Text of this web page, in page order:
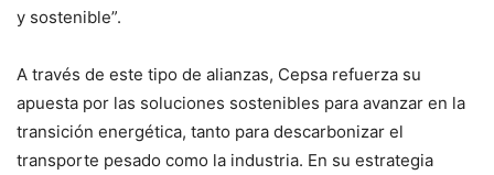
y sostenible”.
A través de este tipo de alianzas, Cepsa refuerza su
apuesta por las soluciones sostenibles para avanzar en la
transición energética, tanto para descarbonizar el
transporte pesado como la industria. En su estrategia